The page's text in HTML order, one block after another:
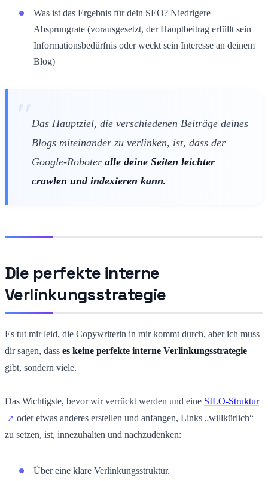
Was ist das Ergebnis für dein SEO? Niedrigere
Absprungrate (vorausgesetzt, der Hauptbeitrag erfüllt sein
Informationsbedürfnis oder weckt sein Interesse an deinem
Blog)
Das Hauptziel, die verschiedenen Beiträge deines
Blogs miteinander zu verlinken, ist, dass der
Google-Roboter alle deine Seiten leichter
crawlen und indexieren kann.
Die perfekte interne
Verlinkungsstrategie
Es tut mir leid, die Copywriterin in mir kommt durch, aber ich muss
dir sagen, dass es keine perfekte interne Verlinkungsstrategie
gibt, sondern viele.
Das Wichtigste, bevor wir verrückt werden und eine SILO-Struktur
oder etwas anderes erstellen und anfangen, Links „willkürlich“
zu setzen, ist, innezuhalten und nachzudenken:
Über eine klare Verlinkungsstruktur.